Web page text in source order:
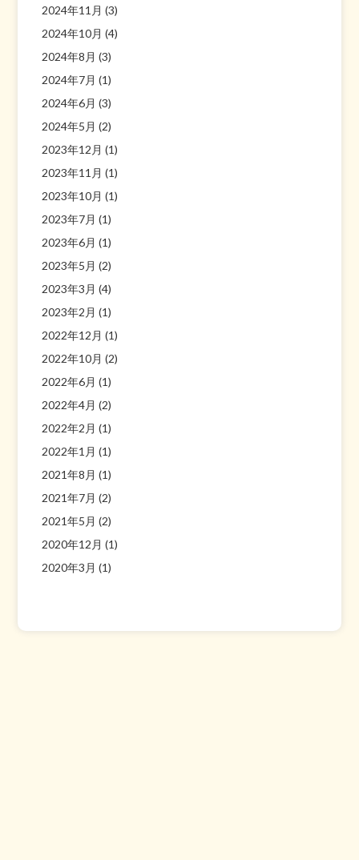
2024年11月 (3)
2024年10月 (4)
2024年8月 (3)
2024年7月 (1)
2024年6月 (3)
2024年5月 (2)
2023年12月 (1)
2023年11月 (1)
2023年10月 (1)
2023年7月 (1)
2023年6月 (1)
2023年5月 (2)
2023年3月 (4)
2023年2月 (1)
2022年12月 (1)
2022年10月 (2)
2022年6月 (1)
2022年4月 (2)
2022年2月 (1)
2022年1月 (1)
2021年8月 (1)
2021年7月 (2)
2021年5月 (2)
2020年12月 (1)
2020年3月 (1)